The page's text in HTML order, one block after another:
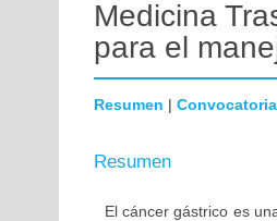
Medicina
para el
Resumen | Convocatoria
Resumen
El cáncer gástrico es